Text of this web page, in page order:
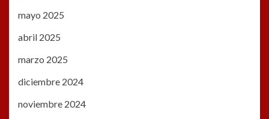
mayo 2025
abril 2025
marzo 2025
diciembre 2024
noviembre 2024